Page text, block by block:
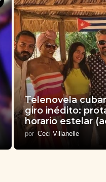
Telenovela
giro inédito:
horario estelar
por Ceci Villanelle